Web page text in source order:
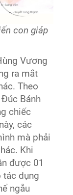
con giáp
Vương
ra mắt
Theo
Bánh
chiếc
các
mà phải
Khi
được 01
tác dụng
ngẫu